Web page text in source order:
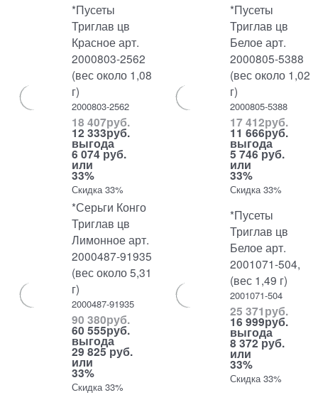
*Пусеты
Триглав цв
Красное арт.
2000803-2562
(вес около 1,08
г)
2000803-2562
18 407руб.
12 333руб.
выгода
6 074 руб.
или
33%
Скидка 33%
*Пусеты
Триглав цв
Белое арт.
2000805-5388
(вес около 1,02
г)
2000805-5388
17 412руб.
11 666руб.
выгода
5 746 руб.
или
33%
Скидка 33%
*Серьги Конго
Триглав цв
Лимонное арт.
2000487-91935
(вес около 5,31
г)
2000487-91935
90 380руб.
60 555руб.
выгода
29 825 руб.
или
33%
Скидка 33%
*Пусеты
Триглав цв
Белое арт.
2001071-504,
(вес 1,49 г)
2001071-504
25 371руб.
16 999руб.
выгода
8 372 руб.
или
33%
Скидка 33%